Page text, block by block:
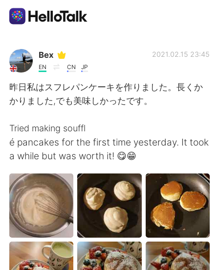
App di scambio linguistico
AI Grammar Checker
Italiano
English 简体中文
繁體中文 Español
العربية Français
Deutsch 日本語
한국어 Русский
Bex
EN CN JP
2021.02.15 23:45
昨日私はスフレパンケーキを作りました。長くか
かりました,でも美味しかったです。
Tried making souffl
é pancakes for the first time yesterday. It took
a while but was worth it! 😋😁